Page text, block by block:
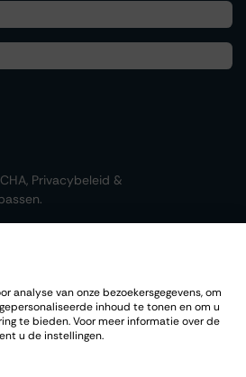
Privacybeleid &
analyse van onze bezoekersgegevens, om
inhoud te tonen en om u
te bieden. Voor meer informatie over de
u de instellingen.